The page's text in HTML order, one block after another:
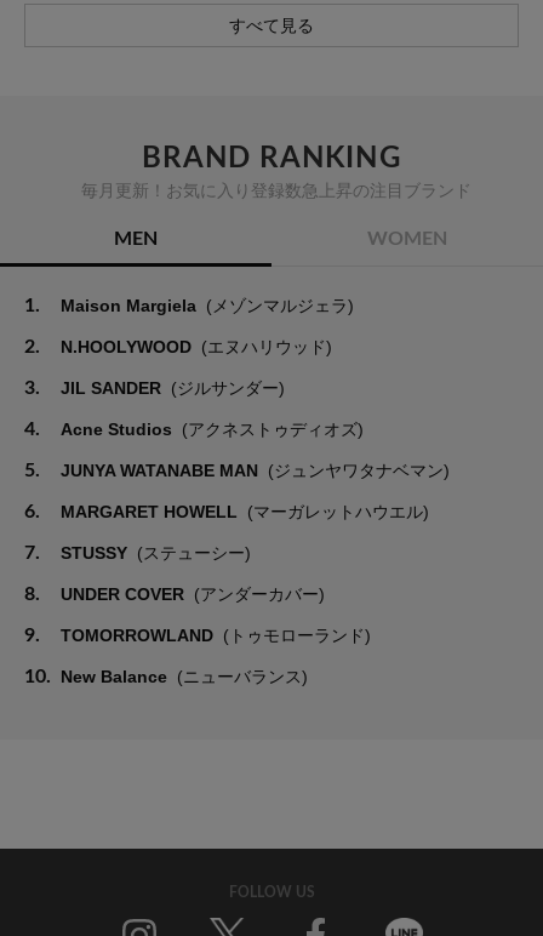
すべて見る
BRAND RANKING
毎月更新！お気に入り登録数急上昇の注目ブランド
MEN WOMEN
1. Maison Margiela (メゾンマルジェラ)
2. N.HOOLYWOOD (エヌハリウッド)
3. JIL SANDER (ジルサンダー)
4. Acne Studios (アクネストゥディオズ)
5. JUNYA WATANABE MAN (ジュンヤワタナベマン)
6. MARGARET HOWELL (マーガレットハウエル)
7. STUSSY (ステューシー)
8. UNDER COVER (アンダーカバー)
9. TOMORROWLAND (トゥモローランド)
10. New Balance (ニューバランス)
FOLLOW US